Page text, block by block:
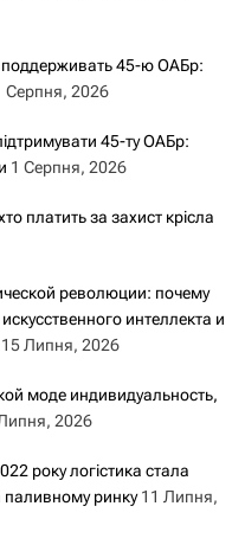
45-ю ОАБр:
Серпня, 2026
45-ту ОАБр:
1 Серпня, 2026
платить за захист крісла
революции: почему
интеллекта и
15 Липня, 2026
моде индивидуальность,
2026
року логістика стала
паливному ринку 11 Липня,